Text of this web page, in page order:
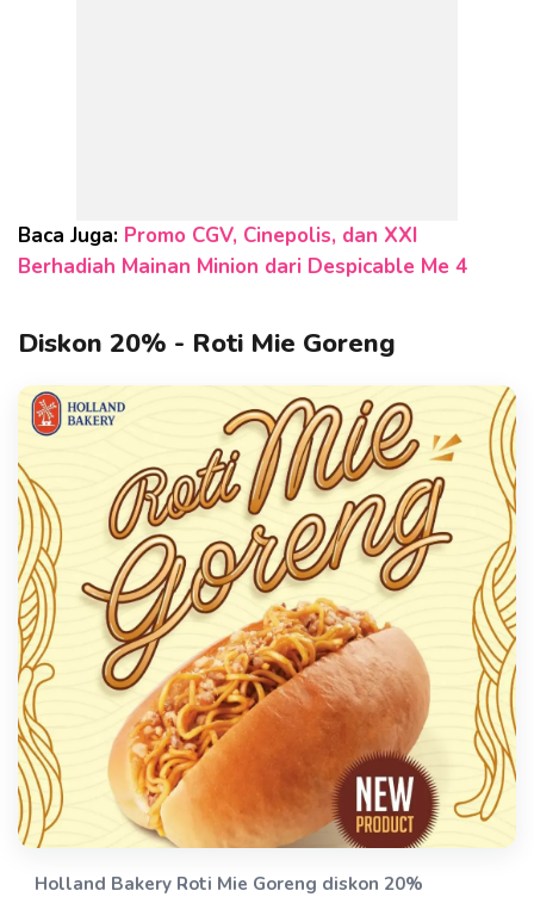
Baca Juga: Promo CGV, Cinepolis, dan XXI
Berhadiah Mainan Minion dari Despicable Me 4
Diskon 20% - Roti Mie Goreng
Holland Bakery Roti Mie Goreng diskon 20%